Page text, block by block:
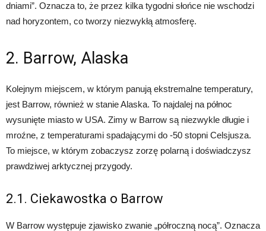
dniami”. Oznacza to, że przez kilka tygodni słońce nie wschodzi
nad horyzontem, co tworzy niezwykłą atmosferę.
2. Barrow, Alaska
Kolejnym miejscem, w którym panują ekstremalne temperatury,
jest Barrow, również w stanie Alaska. To najdalej na północ
wysunięte miasto w USA. Zimy w Barrow są niezwykle długie i
mroźne, z temperaturami spadającymi do -50 stopni Celsjusza.
To miejsce, w którym zobaczysz zorzę polarną i doświadczysz
prawdziwej arktycznej przygody.
2.1. Ciekawostka o Barrow
W Barrow występuje zjawisko zwanie „półroczną nocą”. Oznacza